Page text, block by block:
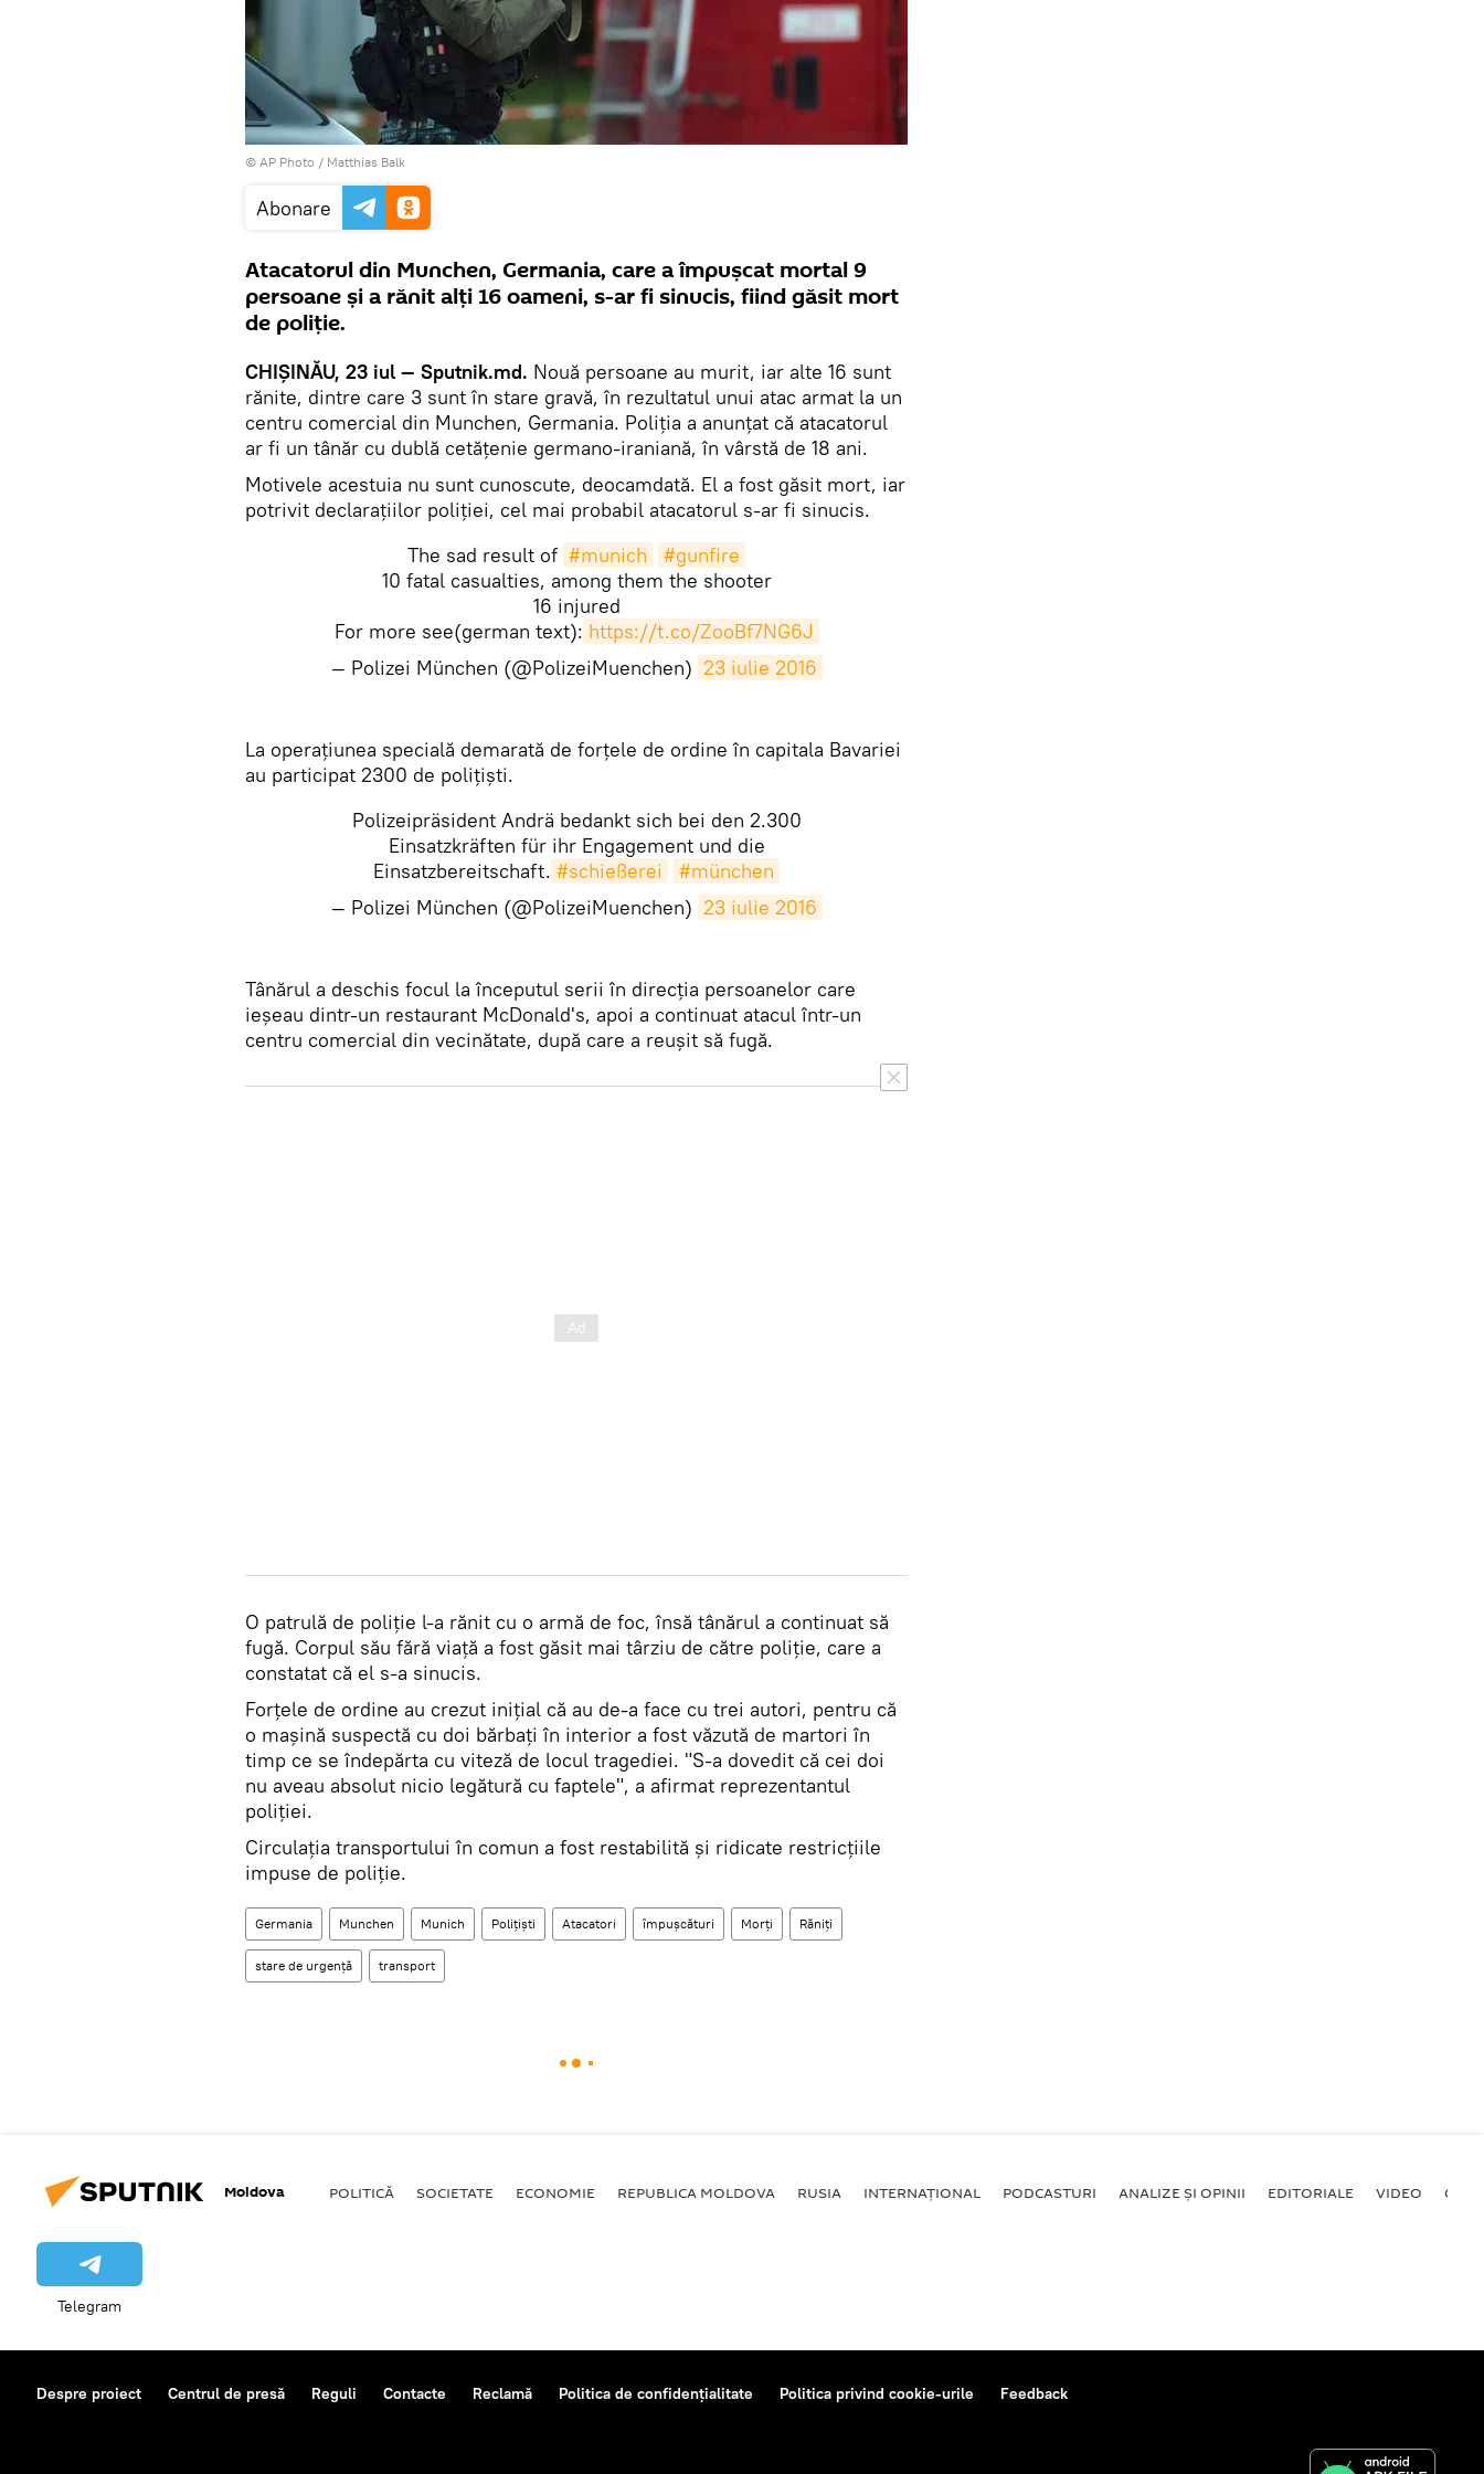
© AP Photo / Matthias Balk
Abonare
Atacatorul din Munchen, Germania, care a împuşcat mortal 9
persoane şi a rănit alţi 16 oameni, s-ar fi sinucis, fiind găsit mort
de poliţie.
CHIŞINĂU, 23 iul — Sputnik.md. Nouă persoane au murit, iar alte 16 sunt
rănite, dintre care 3 sunt în stare gravă, în rezultatul unui atac armat la un
centru comercial din Munchen, Germania. Poliţia a anunţat că atacatorul
ar fi un tânăr cu dublă cetăţenie germano-iraniană, în vârstă de 18 ani.
Motivele acestuia nu sunt cunoscute, deocamdată. El a fost găsit mort, iar
potrivit declaraţiilor poliţiei, cel mai probabil atacatorul s-ar fi sinucis.
The sad result of #munich
#gunfire
10 fatal casualties, among them the shooter
16 injured
For more see(german text): https://t.co/ZooBf7NG6J
— Polizei München (@PolizeiMuenchen) 23 iulie 2016
La operaţiunea specială demarată de forţele de ordine în capitala Bavariei
au participat 2300 de poliţişti.
Polizeipräsident Andrä bedankt sich bei den 2.300
Einsatzkräften für ihr Engagement und die
Einsatzbereitschaft. #schießerei
#münchen
— Polizei München (@PolizeiMuenchen) 23 iulie 2016
Tânărul a deschis focul la începutul serii în direcția persoanelor care
ieșeau dintr-un restaurant McDonald's, apoi a continuat atacul într-un
centru comercial din vecinătate, după care a reușit să fugă.
O patrulă de poliție l-a rănit cu o armă de foc, însă tânărul a continuat să
fugă. Corpul său fără viață a fost găsit mai târziu de către poliție, care a
constatat că el s-a sinucis.
Forțele de ordine au crezut inițial că au de-a face cu trei autori, pentru că
o mașină suspectă cu doi bărbați în interior a fost văzută de martori în
timp ce se îndepărta cu viteză de locul tragediei. "S-a dovedit că cei doi
nu aveau absolut nicio legătură cu faptele", a afirmat reprezentantul
poliţiei.
Circulaţia transportului în comun a fost restabilită şi ridicate restricţiile
impuse de poliţie.
Germania Munchen Munich Poliţişti Atacatori împuşcături Morţi Răniţi
stare de urgenţă transport
Moldova POLITICĂ SOCIETATE ECONOMIE REPUBLICA MOLDOVA RUSIA INTERNAȚIONAL PODCASTURI ANALIZE ȘI OPINII EDITORIALE VIDEO
Telegram
Despre proiect Centrul de presă Reguli Contacte Reclamă Politica de confidențialitate Politica privind cookie-urile Feedback